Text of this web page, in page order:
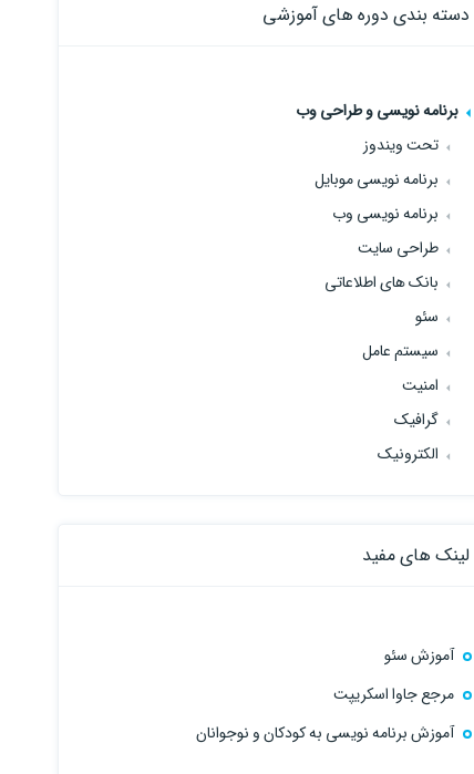
دسته بندی دوره های آموزشی
برنامه نویسی و طراحی وب
تحت ویندوز
برنامه نویسی موبایل
برنامه نویسی وب
طراحی سایت
بانک های اطلاعاتی
سئو
سیستم عامل
امنیت
گرافیک
الکترونیک
لینک های مفید
آموزش سئو
مرجع جاوا اسکریپت
آموزش برنامه نویسی به کودکان و نوجوانان